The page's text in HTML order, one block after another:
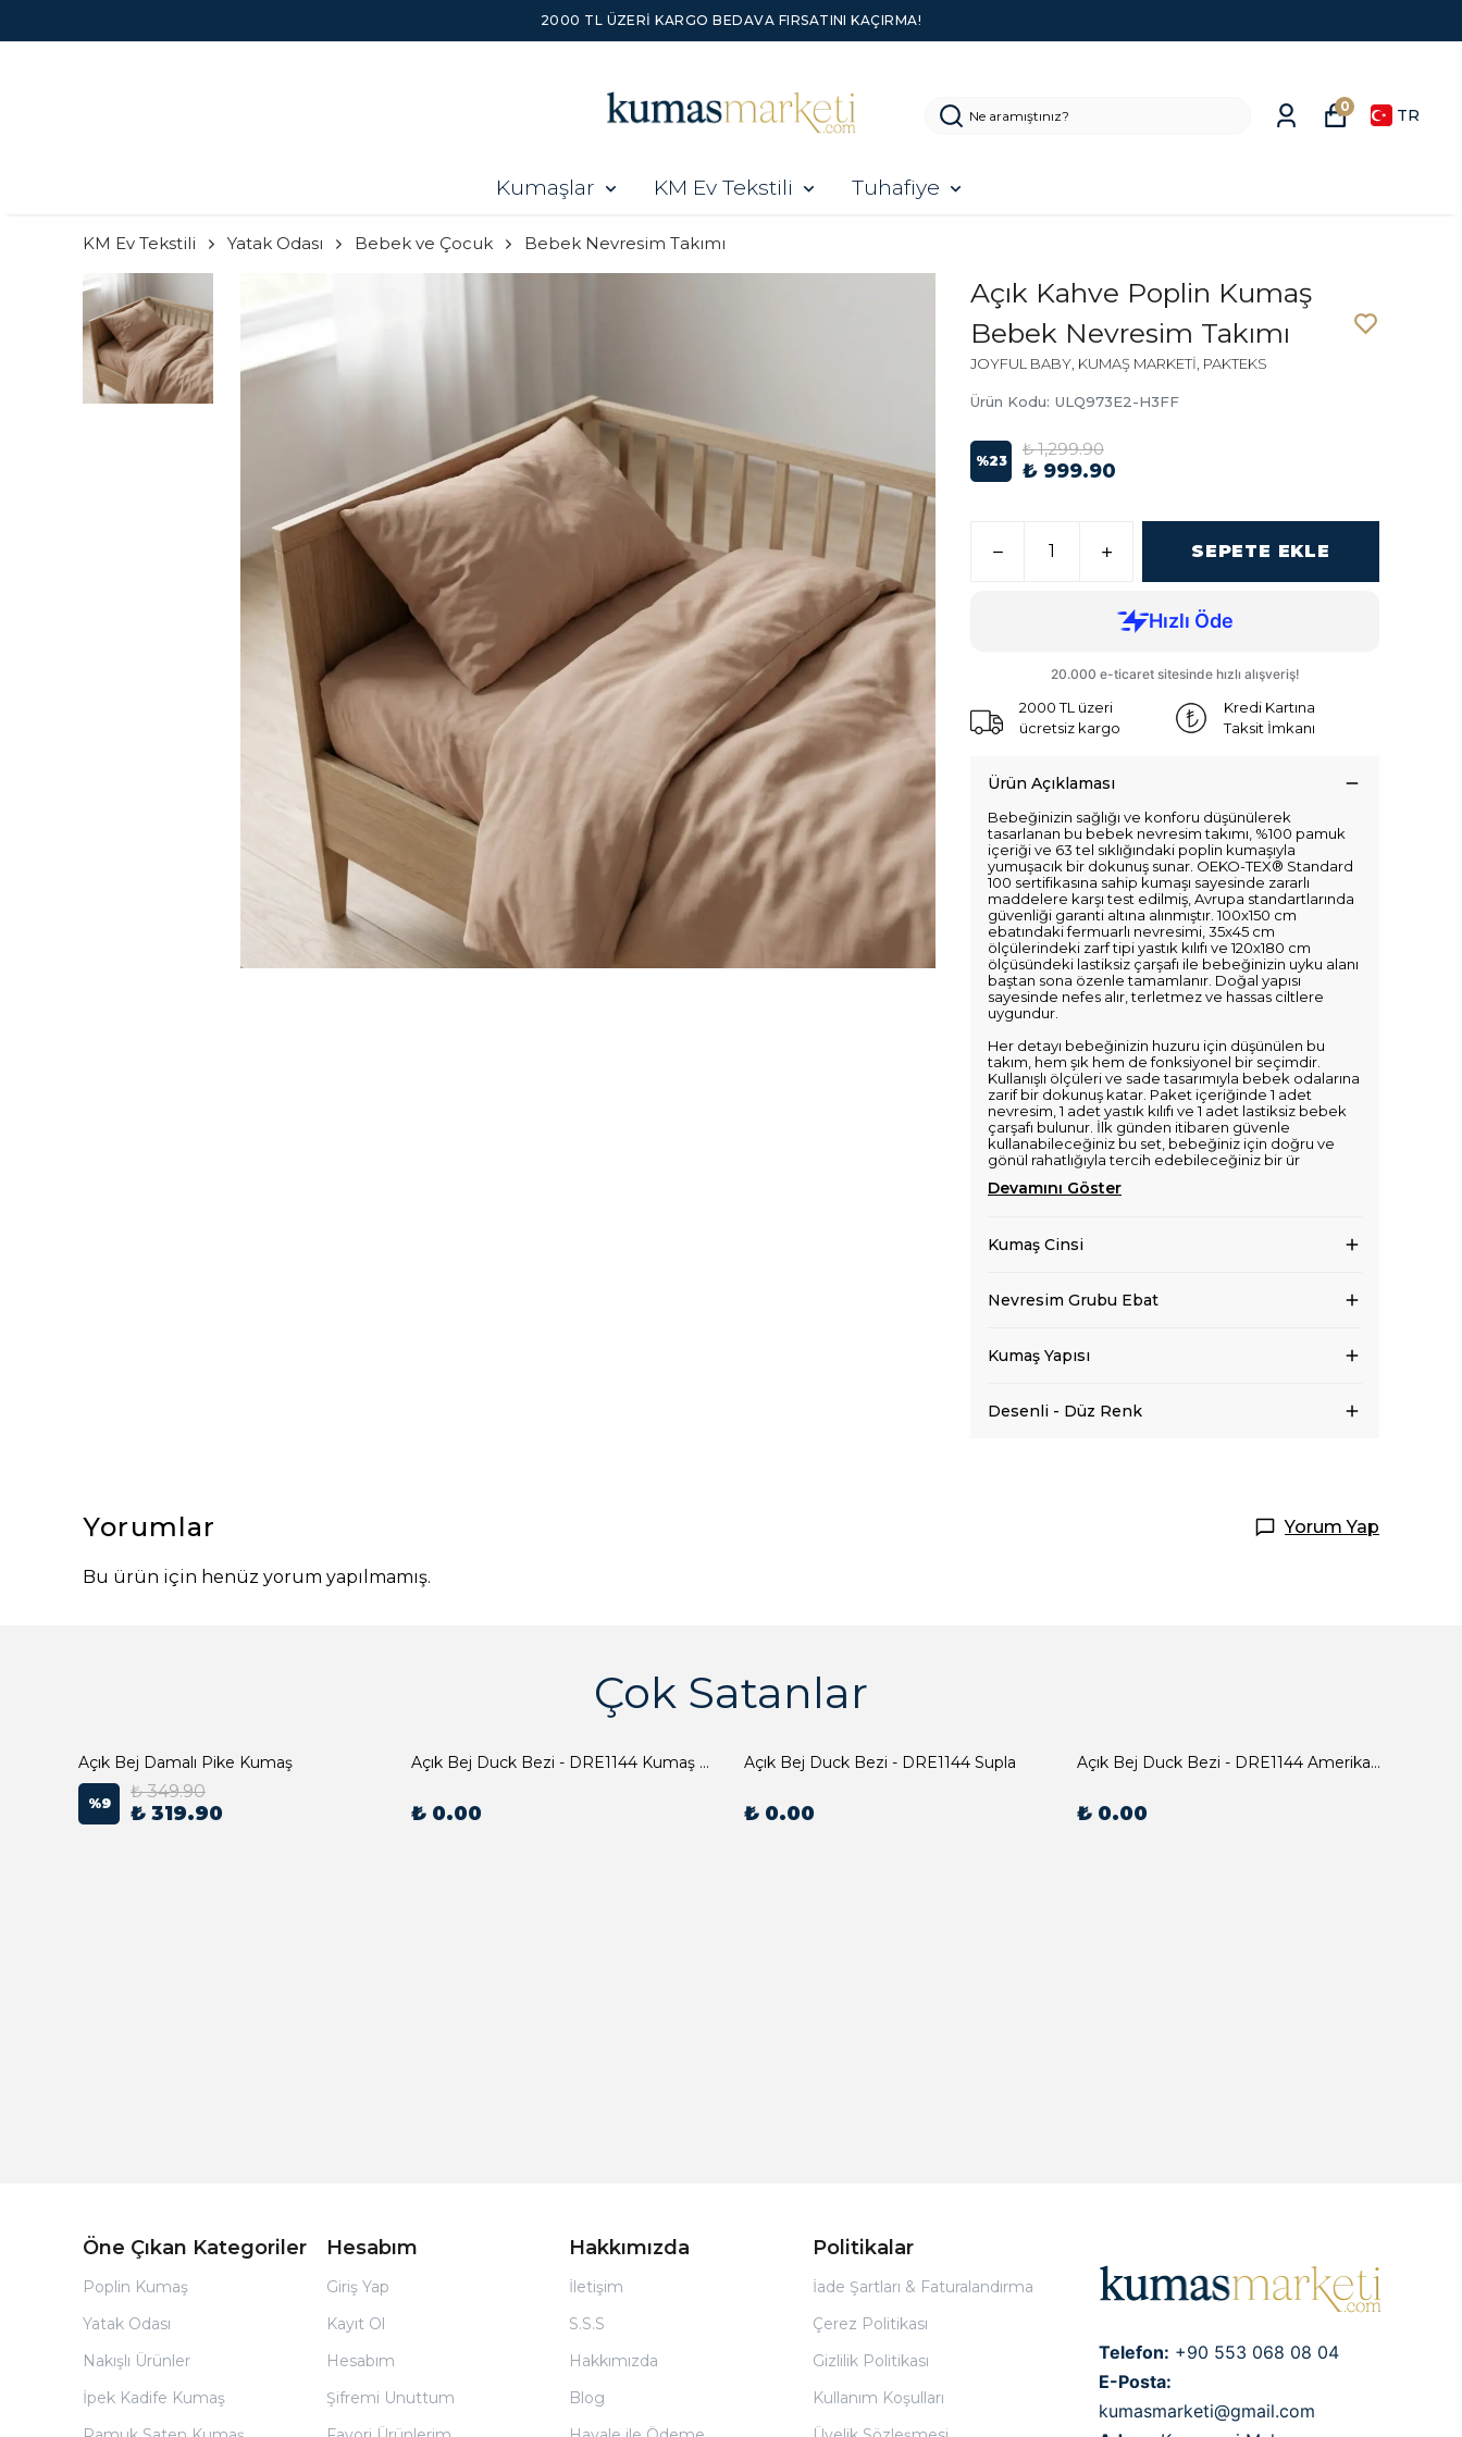
2000 TL ÜZERI KARGO BEDAVA FIRSATINI KAÇIRMA!
Kumaşlar KM Ev Tekstili Tuhafiye
0 TR
KM Ev Tekstili Yatak Odası Bebek ve Çocuk Bebek Nevresim Takımı
Açık Kahve Poplin Kumaş
Bebek Nevresim Takımı
JOYFUL BABY, KUMAŞ MARKETİ, PAKTEKS
Ürün Kodu: ULQ973E2-H3FF
%23
₺ 1,299.90
₺ 999.90
SEPETE EKLE
2000 TL üzeri
ücretsiz kargo
Kredi Kartına
Taksit İmkanı
Ürün Açıklaması
Bebeğinizin sağlığı ve konforu düşünülerek
tasarlanan bu bebek nevresim takımı, %100 pamuk
içeriği ve 63 tel sıklığındaki poplin kumaşıyla
yumuşacık bir dokunuş sunar. OEKO-TEX® Standard
100 sertifikasına sahip kumaşı sayesinde zararlı
maddelere karşı test edilmiş, Avrupa standartlarında
güvenliği garanti altına alınmıştır. 100x150 cm
ebatındaki fermuarlı nevresimi, 35x45 cm
ölçülerindeki zarf tipi yastık kılıfı ve 120x180 cm
ölçüsündeki lastiksiz çarşafı ile bebeğinizin uyku alanı
baştan sona özenle tamamlanır. Doğal yapısı
sayesinde nefes alır, terletmez ve hassas ciltlere
uygundur.
Her detayı bebeğinizin huzuru için düşünülen bu
takım, hem şık hem de fonksiyonel bir seçimdir.
Kullanışlı ölçüleri ve sade tasarımıyla bebek odalarına
zarif bir dokunuş katar. Paket içeriğinde 1 adet
nevresim, 1 adet yastık kılıfı ve 1 adet lastiksiz bebek
çarşafı bulunur. İlk günden itibaren güvenle
kullanabileceğiniz bu set, bebeğiniz için doğru ve
gönül rahatlığıyla tercih edebileceğiniz bir ür
Devamını Göster
Kumaş Cinsi
Nevresim Grubu Ebat
Kumaş Yapısı
Desenli - Düz Renk
Yorumlar Yorum Yap
Bu ürün için henüz yorum yapılmamış.
Çok Satanlar
Açık Bej Damalı Pike Kumaş
%9
₺ 349.90
₺ 319.90
Açık Bej Duck Bezi - DRE1144 Kumaş Peçete
₺ 0.00
Açık Bej Duck Bezi - DRE1144 Supla
₺ 0.00
Açık Bej Duck Bezi - DRE1144 Amerikan Servis
₺ 0.00
Öne Çıkan Kategoriler
Poplin Kumaş
Yatak Odası
Nakışlı Ürünler
İpek Kadife Kumaş
Hesabım
Giriş Yap
Kayıt Ol
Hesabım
Şifremi Unuttum
Hakkımızda
İletişim
S.S.S
Hakkımızda
Blog
Politikalar
İade Şartları & Faturalandırma
Çerez Politikası
Gizlilik Politikası
Kullanım Koşulları
Telefon: +90 553 068 08 04
E-Posta:
kumasmarketi@gmail.com